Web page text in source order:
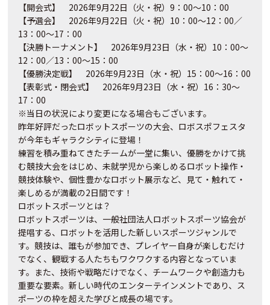
【開会式】 2026年9月22日（火・祝）9 ：00～10 ：00
【予選会】 2026年9月22日（火・祝） 10 ：00～12 ：00／
13 ：00～17 ：00
【決勝トーナメント】 2026年9月23日（水・祝） 10 ：00～
12 ：00／13 ：00～15 ：00
【優勝決定戦】 2026年9月23日（水・祝） 15 ：00～16 ：00
【表彰式・閉会式】 2026年9月23日（水・祝） 16 ： 30～
17 ：00
※当日の状況により変更になる場合もございます。
昨年好評だったロボットスポーツの大会、ロボスポフェスタ
が今年もギャラクシティに登場！
練習を積み重ねてきたチームが一堂に集い、優勝をかけて挑
む競技大会をはじめ、未就学児から楽しめるロボット操作・
競技体験や、個性豊かなロボット展示など、見て・触れて・
楽しめるが満載の2日間です！
ロボットスポーツとは？
ロボットスポーツは、一般社団法人ロボットスポーツ協会が
提唱する、ロボットを活用した新しいスポーツジャンルで
す。競技は、誰もが参加でき、プレイヤー自身が楽しむだけ
でなく、観戦する人たちもワクワクする内容となっていま
す。また、技術や戦略だけでなく、チームワークや創造力も
重要な要素。新しい時代のエンターテインメントであり、ス
ポーツの枠を超えた学びと成長の場です。